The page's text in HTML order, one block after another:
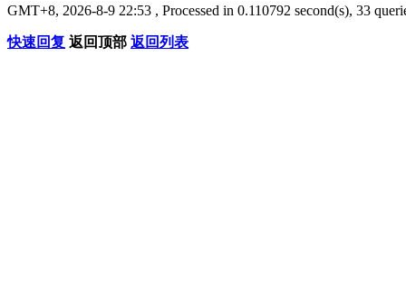
GMT+8, 2026-8-9 22:53 , Processed in 0.110792 second(s), 33
快速回复 返回顶部 返回列表